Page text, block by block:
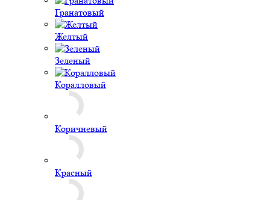
Мятный
Перламутровый
Оранжевый
Персиковый
Прозрачный